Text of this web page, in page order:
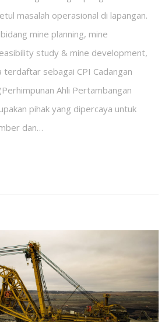
masalah operasional di lapangan.
mine planning, mine
study & mine development,
terdaftar sebagai CPI Cadangan
Ahli Pertambangan
pihak yang dipercaya untuk
dan…